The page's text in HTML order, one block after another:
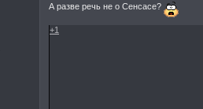
А разве речь не о Сенсасе?
+1